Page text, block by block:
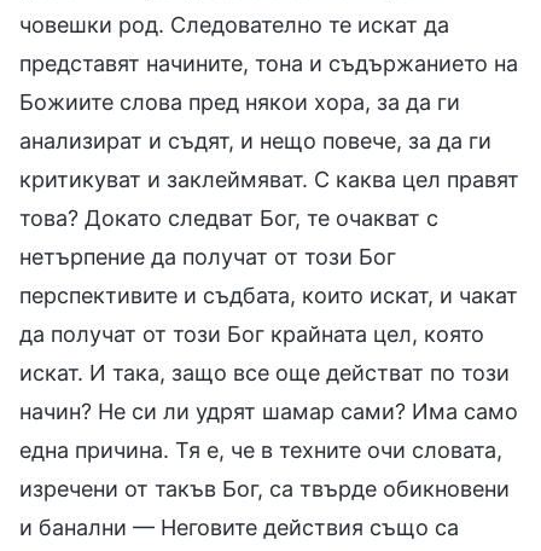
човешки род. Следователно те искат да
представят начините, тона и съдържанието на
Божиите слова пред някои хора, за да ги
анализират и съдят, и нещо повече, за да ги
критикуват и заклеймяват. С каква цел правят
това? Докато следват Бог, те очакват с
нетърпение да получат от този Бог
перспективите и съдбата, които искат, и чакат
да получат от този Бог крайната цел, която
искат. И така, защо все още действат по този
начин? Не си ли удрят шамар сами? Има само
една причина. Тя е, че в техните очи словата,
изречени от такъв Бог, са твърде обикновени
и банални — Неговите действия също са